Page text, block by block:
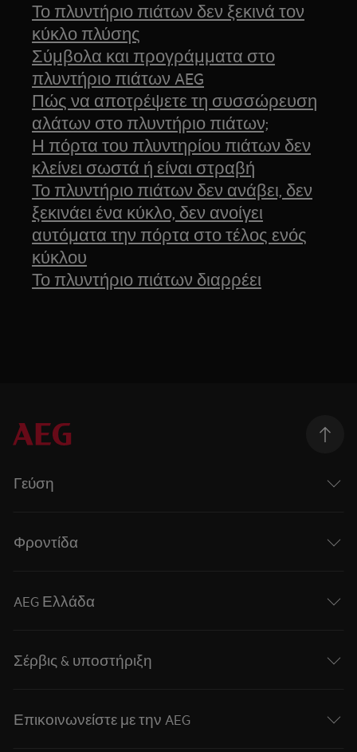
Το πλυντήριο πιάτων δεν ξεκινά τον
κύκλο πλύσης
Σύμβολα και προγράμματα στο
πλυντήριο πιάτων AEG
Πώς να αποτρέψετε τη συσσώρευση
αλάτων στο πλυντήριο πιάτων;
Η πόρτα του πλυντηρίου πιάτων δεν
κλείνει σωστά ή είναι στραβή
Το πλυντήριο πιάτων δεν ανάβει, δεν
ξεκινάει ένα κύκλο, δεν ανοίγει
αυτόματα την πόρτα στο τέλος ενός
κύκλου
Το πλυντήριο πιάτων διαρρέει
Γεύση
Φροντίδα
AEG Ελλάδα
Σέρβις & υποστήριξη
Επικοινωνείστε με την AEG